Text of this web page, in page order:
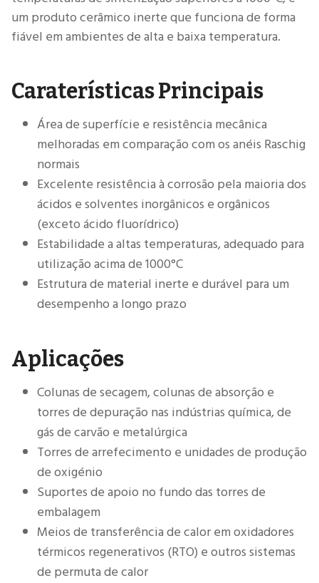
um produto cerâmico inerte que funciona de forma
fiável em ambientes de alta e baixa temperatura.
Caraterísticas Principais
Área de superfície e resistência mecânica
melhoradas em comparação com os anéis Raschig
normais
Excelente resistência à corrosão pela maioria dos
ácidos e solventes inorgânicos e orgânicos
(exceto ácido fluorídrico)
Estabilidade a altas temperaturas, adequado para
utilização acima de 1000°C
Estrutura de material inerte e durável para um
desempenho a longo prazo
Aplicações
Colunas de secagem, colunas de absorção e
torres de depuração nas indústrias química, de
gás de carvão e metalúrgica
Torres de arrefecimento e unidades de produção
de oxigénio
Suportes de apoio no fundo das torres de
embalagem
Meios de transferência de calor em oxidadores
térmicos regenerativos (RTO) e outros sistemas
de permuta de calor